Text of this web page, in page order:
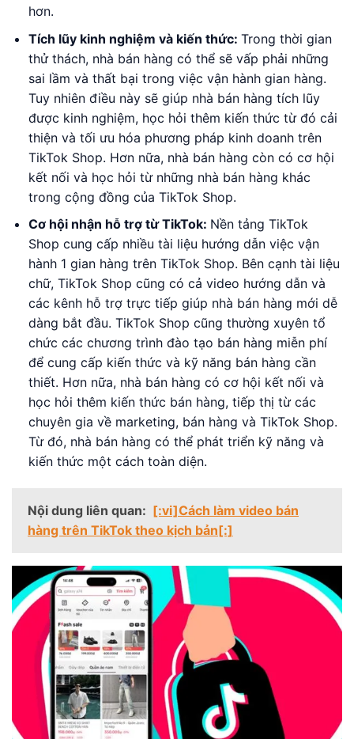
hơn.
Tích lũy kinh nghiệm và kiến thức: Trong thời gian
thử thách, nhà bán hàng có thể sẽ vấp phải những
sai lầm và thất bại trong việc vận hành gian hàng.
Tuy nhiên điều này sẽ giúp nhà bán hàng tích lũy
được kinh nghiệm, học hỏi thêm kiến thức từ đó cải
thiện và tối ưu hóa phương pháp kinh doanh trên
TikTok Shop. Hơn nữa, nhà bán hàng còn có cơ hội
kết nối và học hỏi từ những nhà bán hàng khác
trong cộng đồng của TikTok Shop.
Cơ hội nhận hỗ trợ từ TikTok: Nền tảng TikTok
Shop cung cấp nhiều tài liệu hướng dẫn việc vận
hành 1 gian hàng trên TikTok Shop. Bên cạnh tài liệu
chữ, TikTok Shop cũng có cả video hướng dẫn và
các kênh hỗ trợ trực tiếp giúp nhà bán hàng mới dễ
dàng bắt đầu. TikTok Shop cũng thường xuyên tổ
chức các chương trình đào tạo bán hàng miễn phí
để cung cấp kiến thức và kỹ năng bán hàng cần
thiết. Hơn nữa, nhà bán hàng có cơ hội kết nối và
học hỏi thêm kiến thức bán hàng, tiếp thị từ các
chuyên gia về marketing, bán hàng và TikTok Shop.
Từ đó, nhà bán hàng có thể phát triển kỹ năng và
kiến thức một cách toàn diện.
Nội dung liên quan: [:vi]Cách làm video bán
hàng trên TikTok theo kịch bản[:]